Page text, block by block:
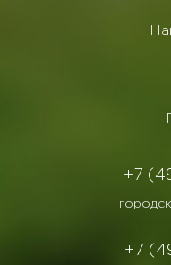
+7
+7